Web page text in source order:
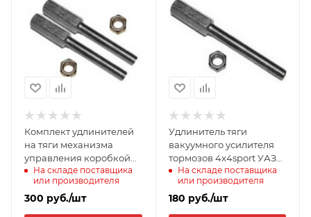
Комплект удлинителей
на тяги механизма
управления коробкой
передач 4x4sport УАЗ
"Буханка" EXT-TRAC-452-
10
На складе поставщика
или производителя
300 руб./шт
Удлинитель тяги
вакуумного усилителя
тормозов 4x4sport УАЗ
452, лифт до 80мм EXT-
BRK-452-8
На складе поставщика
или производителя
180 руб./шт